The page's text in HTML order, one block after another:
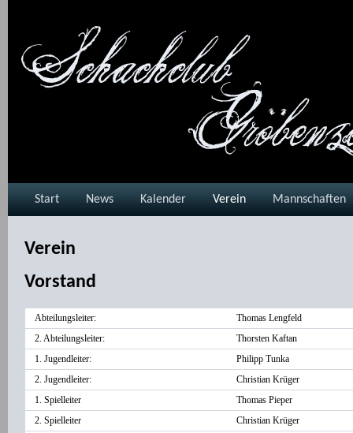
Start News Kalender Verein Mannschaften
Verein
Vorstand
Abteilungsleiter:
Thomas Lengfeld
2. Abteilungsleiter:
Thorsten Kaftan
1. Jugendleiter:
Philipp Tunka
2. Jugendleiter:
Christian Krüger
1. Spielleiter
Thomas Pieper
2. Spielleiter
Christian Krüger